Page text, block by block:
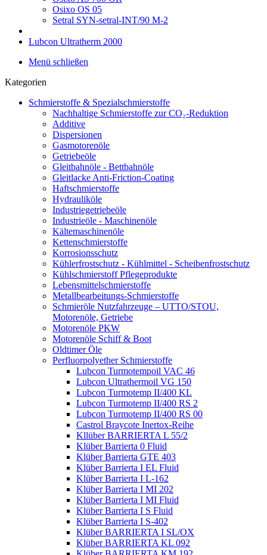
Osixo OS 05
Setral SYN-setral-INT/90 M-2
Lubcon Ultratherm 2000
Menü schließen
Kategorien
Schmierstoffe & Spezialschmierstoffe
Nachhaltige Schmierstoffe zur CO₂-Reduktion
Additive
Dispersionen
Gasmotorenöle
Getriebeöle
Gleitbahnöle - Bettbahnöle
Gleitlacke Anti-Friction-Coating
Haftschmierstoffe
Hydrauliköle
Industriegetriebeöle
Industrieöle - Maschinenöle
Kältemaschinenöle
Kettenschmierstoffe
Korrosionsschutz
Kühlerfrostschutz - Kühlmittel - Scheibenfrostschutz
Kühlschmierstoff Pflegeprodukte
Lebensmittelschmierstoffe
Metallbearbeitungs-Schmierstoffe
Schmieröle Nutzfahrzeuge – UTTO/STOU,
Motorenöle, Getriebe
Motorenöle PKW
Motorenöle Schiff & Boot
Oldtimer Öle
Perfluorpolyether Schmierstoffe
Lubcon Turmotempoil VAC 46
Lubcon Ultrathermoil VG 150
Lubcon Turmotemp II/400 KL
Lubcon Turmotemp II/400 RS 2
Lubcon Turmotemp II/400 RS 00
Castrol Braycote Inertox-Reihe
Kllüber BARRIERTA L 55/2
Klüber Barrierta 0 Fluid
Klüber Barrierta GTE 403
Klüber Barrierta I EL Fluid
Klüber Barrierta I L-162
Klüber Barrierta I MI 202
Klüber Barrierta I MI Fluid
Klüber Barrierta I S Fluid
Klüber Barrierta I S-402
Klüber BARRIERTA I SL/OX
Klüber BARRIERTA KL 092